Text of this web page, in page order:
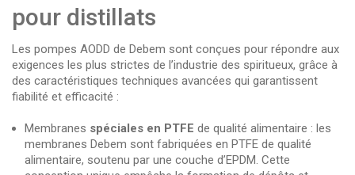
pour distillats
Les pompes AODD de Debem sont conçues pour répondre aux
exigences les plus strictes de l’industrie des spiritueux, grâce à
des caractéristiques techniques avancées qui garantissent
fiabilité et efficacité :
Membranes spéciales en PTFE de qualité alimentaire : les
membranes Debem sont fabriquées en PTFE de qualité
alimentaire, soutenu par une couche d’EPDM. Cette